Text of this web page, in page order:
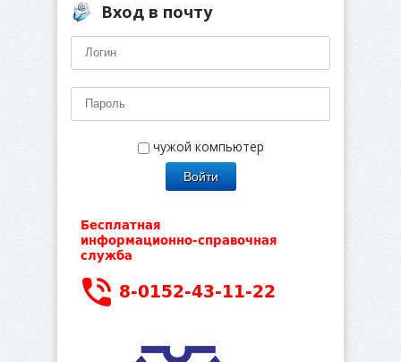
Вход в почту
чужой компьютер